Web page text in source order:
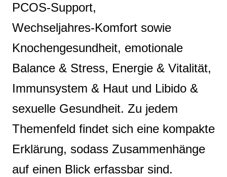
PCOS‑Support,
Wechseljahres‑Komfort sowie
Knochengesundheit, emotionale
Balance & Stress, Energie & Vitalität,
Immunsystem & Haut und Libido &
sexuelle Gesundheit. Zu jedem
Themenfeld findet sich eine kompakte
Erklärung, sodass Zusammenhänge
auf einen Blick erfassbar sind.